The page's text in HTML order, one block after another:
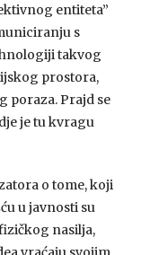
entiteta”
s
takvog
prostora,
poraza. Prajd se
je tu kvragu
o tome, koji
u javnosti su
nasilja,